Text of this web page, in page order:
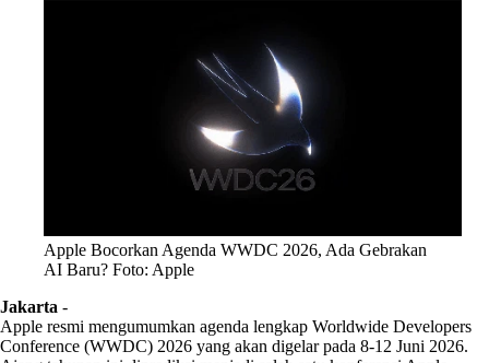
Apple Bocorkan Agenda WWDC 2026, Ada Gebrakan
AI Baru? Foto: Apple
Jakarta -
Apple resmi mengumumkan agenda lengkap Worldwide Developers
Conference (WWDC) 2026 yang akan digelar pada 8-12 Juni 2026.